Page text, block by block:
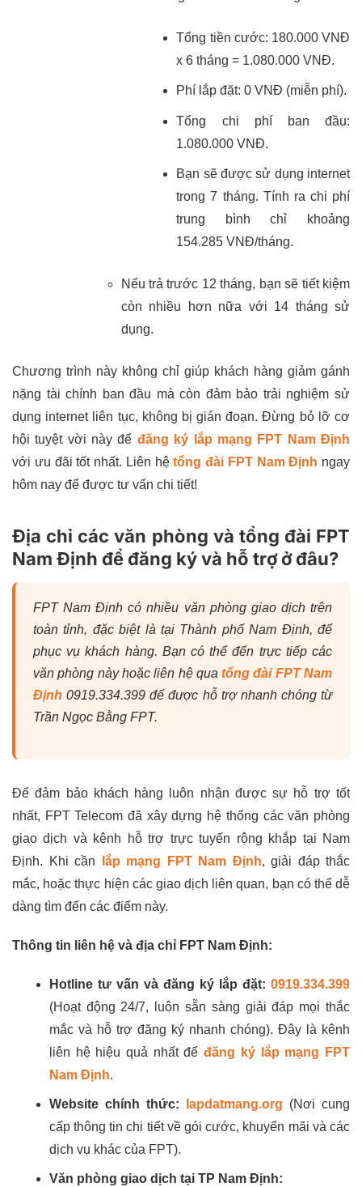
Tổng tiền cước: 180.000 VNĐ
x 6 tháng = 1.080.000 VNĐ.
Phí lắp đặt: 0 VNĐ (miễn phí).
Tổng chi phí ban đầu:
1.080.000 VNĐ.
Bạn sẽ được sử dụng internet
trong 7 tháng. Tính ra chi phí
trung bình chỉ khoảng
154.285 VNĐ/tháng.
Nếu trả trước 12 tháng, bạn sẽ tiết kiệm
còn nhiều hơn nữa với 14 tháng sử
dụng.
Chương trình này không chỉ giúp khách hàng giảm gánh
nặng tài chính ban đầu mà còn đảm bảo trải nghiệm sử
dụng internet liên tục, không bị gián đoạn. Đừng bỏ lỡ cơ
hội tuyệt vời này để đăng ký lắp mạng FPT Nam Định
với ưu đãi tốt nhất. Liên hệtổng đài FPT Nam Định ngay
hôm nay để được tư vấn chi tiết!
Địa chỉ các văn phòng và tổng đài FPT
Nam Định để đăng ký và hỗ trợ ở đâu?
FPT Nam Định có nhiều văn phòng giao dịch trên
toàn tỉnh, đặc biệt là tại Thành phố Nam Định, để
phục vụ khách hàng. Bạn có thể đến trực tiếp các
văn phòng này hoặc liên hệ quatổng đài FPT Nam
Định 0919.334.399 để được hỗ trợ nhanh chóng từ
Trần Ngọc Bằng FPT.
Để đảm bảo khách hàng luôn nhận được sự hỗ trợ tốt
nhất, FPT Telecom đã xây dựng hệ thống các văn phòng
giao dịch và kênh hỗ trợ trực tuyến rộng khắp tại Nam
Định. Khi cần
lắp mạng FPT Nam Định, giải đáp thắc
mắc, hoặc thực hiện các giao dịch liên quan, bạn có thể dễ
dàng tìm đến các điểm này.
Thông tin liên hệ và địa chỉ FPT Nam Định:
Hotline tư vấn và đăng ký lắp đặt: 0919.334.399
(Hoạt động 24/7, luôn sẵn sàng giải đáp mọi thắc
mắc và hỗ trợ đăng ký nhanh chóng). Đây là kênh
liên hệ hiệu quả nhất đểđăng ký lắp mạng FPT
Nam Định.
Website chính thức: lapdatmang.org (Nơi cung
cấp thông tin chi tiết về gói cước, khuyến mãi và các
dịch vụ khác của FPT).
Văn phòng giao dịch tại TP Nam Định: